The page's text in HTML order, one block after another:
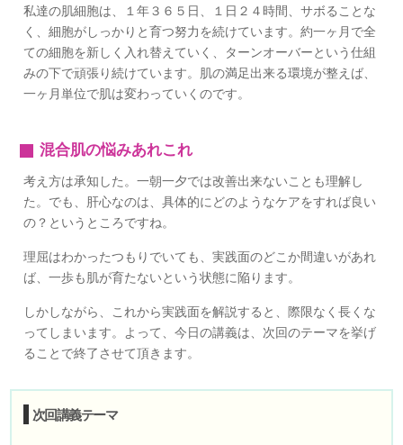
私達の肌細胞は、１年３６５日、１日２４時間、サボることな
く、細胞がしっかりと育つ努力を続けています。約一ヶ月で全
ての細胞を新しく入れ替えていく、ターンオーバーという仕組
みの下で頑張り続けています。肌の満足出来る環境が整えば、
一ヶ月単位で肌は変わっていくのです。
混合肌の悩みあれこれ
考え方は承知した。一朝一夕では改善出来ないことも理解し
た。でも、肝心なのは、具体的にどのようなケアをすれば良い
の？というところですね。
理屈はわかったつもりでいても、実践面のどこか間違いがあれ
ば、一歩も肌が育たないという状態に陥ります。
しかしながら、これから実践面を解説すると、際限なく長くな
ってしまいます。よって、今日の講義は、次回のテーマを挙げ
ることで終了させて頂きます。
次回講義テーマ